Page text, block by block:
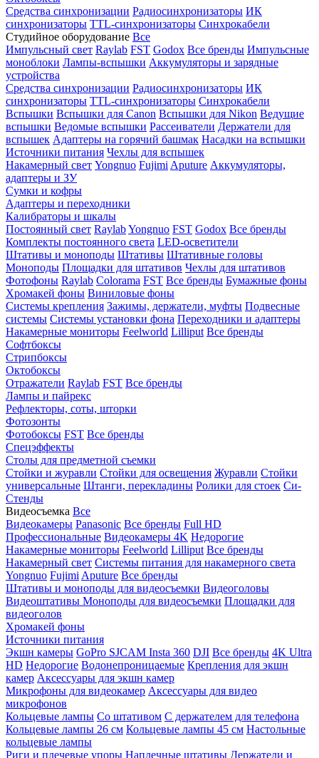
Средства синхронизации Радиосинхронизаторы ИК
синхронизаторы TTL-синхронизаторы Синхрокабели
Студийное оборудование Все
Импульсный свет Raylab FST Godox Все бренды Импульсные
моноблоки Лампы-вспышки Аккумуляторы и зарядные
устройства
Средства синхронизации Радиосинхронизаторы ИК
синхронизаторы TTL-синхронизаторы Синхрокабели
Вспышки Вспышки для Canon Вспышки для Nikon Ведущие
вспышки Ведомые вспышки Рассеиватели Держатели для
вспышек Адаптеры на горячий башмак Насадки на вспышки
Источники питания Чехлы для вспышек
Накамерный свет Yongnuo Fujimi Aputure Аккумуляторы,
адаптеры и ЗУ
Сумки и кофры
Адаптеры и переходники
Калибраторы и шкалы
Постоянный свет RaylabYongnuo FST Godox Все бренды
Комплекты постоянного света LED-осветители
Штативы и моноподы Штативы Штативные головы
Моноподы Площадки для штативов Чехлы для штативов
Фотофоны Raylab Colorama FST Все бренды Бумажные фоны
Хромакей фоны Виниловые фоны
Системы крепления Зажимы, держатели, муфты Подвесные
системы Системы установки фона Переходники и адаптеры
Накамерные мониторы Feelworld Lilliput Все бренды
Софтбоксы
Стрипбоксы
Октобоксы
Отражатели Raylab FST Все бренды
Лампы и пайрекс
Рефлекторы, соты, шторки
Фотозонты
Фотобоксы FST Все бренды
Спецэффекты
Столы для предметной съемки
Стойки и журавли Стойки для освещения Журавли Стойки
универсальные Штанги, перекладины Ролики для стоек Си-
Стенды
Видеосъемка Все
Видеокамеры Panasonic Все бренды Full HD
Профессиональные Видеокамеры 4K Недорогие
Накамерные мониторы Feelworld Lilliput Все бренды
Накамерный свет Системы питания для накамерного света
Yongnuo Fujimi Aputure Все бренды
Штативы и моноподы для видеосъемки Видеоголовы
Видеоштативы Моноподы для видеосъемки Площадки для
видеоголов
Хромакей фоны
Источники питания
Экшн камеры GoPro SJCAM Insta 360 DJI Все бренды 4K Ultra
HD Недорогие Водонепроницаемые Крепления для экшн
камер Аксессуары для экшн камер
Микрофоны для видеокамер Аксессуары для видео
микрофонов
Кольцевые лампы Со штативом C держателем для телефона
Кольцевые лампы 26 см Кольцевые лампы 45 см Настольные
кольцевые лампы
Риги и плечевые упоры Наплечные штативы Держатели и